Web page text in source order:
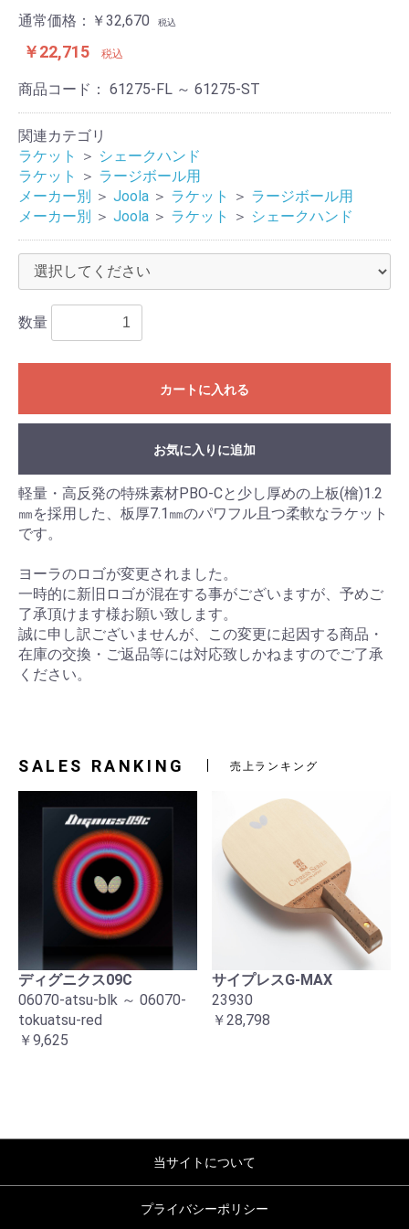
通常価格： ￥32,670 税込
￥22,715 税込
商品コード： 61275-FL ～ 61275-ST
関連カテゴリ
ラケット
＞ シェークハンド
ラケット
＞ ラージボール用
メーカー別 ＞ Joola ＞ ラケット ＞ ラージボール用
メーカー別 ＞ Joola ＞ ラケット ＞ シェークハンド
数量
カートに入れる
お気に入りに追加
軽量・高反発の特殊素材PBO-Cと少し厚めの上板(檜)1.2
㎜を採用した、板厚7.1㎜のパワフル且つ柔軟なラケット
です。
ヨーラのロゴが変更されました。
一時的に新旧ロゴが混在する事がございますが、予めご
了承頂けます様お願い致します。
誠に申し訳ございませんが、この変更に起因する商品・
在庫の交換・ご返品等には対応致しかねますのでご了承
ください。
SALES RANKING 売上ランキング
ディグニクス09C
06070-atsu-blk ～ 06070-
tokuatsu-red
￥9,625
サイプレスG-MAX
23930
￥28,798
当サイトについて
プライバシーポリシー